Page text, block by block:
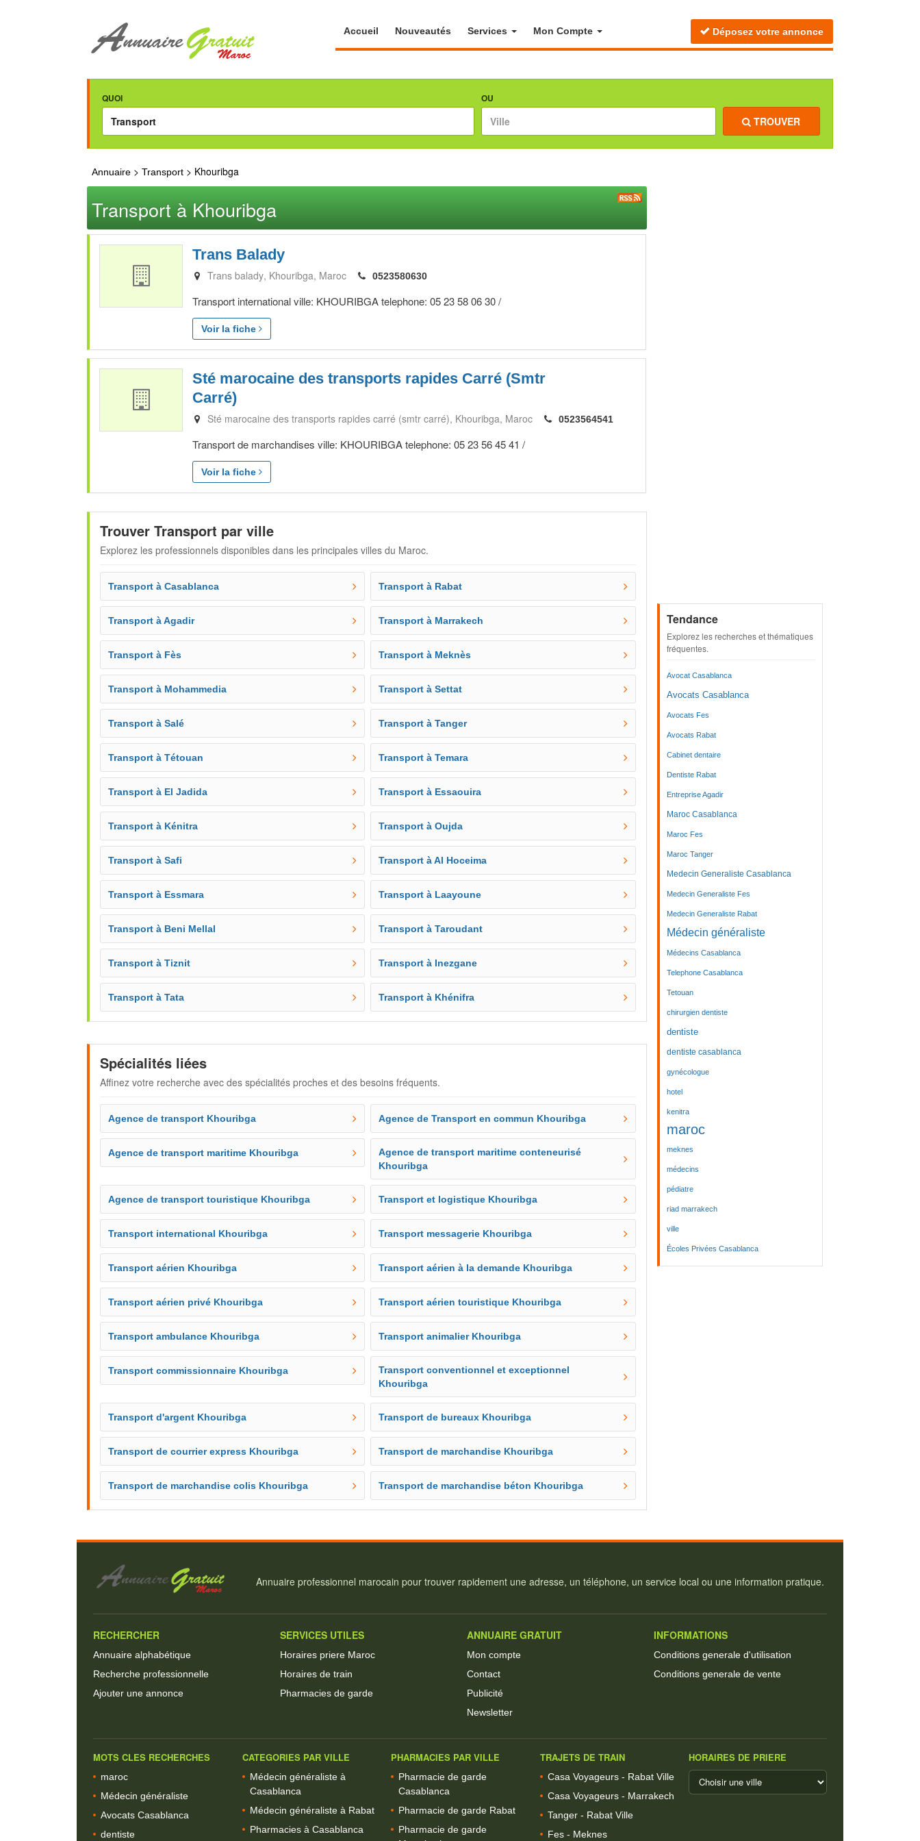
Accueil Nouveautés Services Mon Compte Déposez votre annonce
QUOI OU
TROUVER
Annuaire > Transport > Khouribga
Transport à Khouribga
Trans Balady
Trans balady Khouribga Maroc 0523580630
Transport international ville: KHOURIBGA telephone: 05 23 58 06 30 /
Voir la fiche
Sté marocaine des transports rapides Carré (Smtr
Carré)
Sté marocaine des transports rapides carré (smtr carré) Khouribga Maroc 0523564541
Transport de marchandises ville: KHOURIBGA telephone: 05 23 56 45 41 /
Voir la fiche
Trouver Transport par ville
Explorez les professionnels disponibles dans les principales villes du Maroc.
Transport à Casablanca Transport à Rabat
Transport à Agadir Transport à Marrakech
Transport à Fès Transport à Meknès
Transport à Mohammedia Transport à Settat
Transport à Salé Transport à Tanger
Transport à Tétouan Transport à Temara
Transport à El Jadida Transport à Essaouira
Transport à Kénitra Transport à Oujda
Transport à Safi Transport à Al Hoceima
Transport à Essmara Transport à Laayoune
Transport à Beni Mellal Transport à Taroudant
Transport à Tiznit Transport à Inezgane
Transport à Tata Transport à Khénifra
Spécialités liées
Affinez votre recherche avec des spécialités proches et des besoins fréquents.
Agence de transport Khouribga Agence de Transport en commun Khouribga
Agence de transport maritime Khouribga
Agence de transport maritime conteneurisé
Khouribga
Agence de transport touristique Khouribga Transport et logistique Khouribga
Transport international Khouribga Transport messagerie Khouribga
Transport aérien Khouribga Transport aérien à la demande Khouribga
Transport aérien privé Khouribga Transport aérien touristique Khouribga
Transport ambulance Khouribga Transport animalier Khouribga
Transport commissionnaire Khouribga
Transport conventionnel et exceptionnel
Khouribga
Transport d'argent Khouribga Transport de bureaux Khouribga
Transport de courrier express Khouribga Transport de marchandise Khouribga
Transport de marchandise colis Khouribga Transport de marchandise béton Khouribga
Tendance
Explorez les recherches et thématiques
fréquentes.
Avocat Casablanca
Avocats Casablanca
Avocats Fes
Avocats Rabat
Cabinet dentaire
Dentiste Rabat
Entreprise Agadir
Maroc Casablanca
Maroc Fes
Maroc Tanger
Medecin Generaliste Casablanca
Medecin Generaliste Fes
Medecin Generaliste Rabat
Médecin généraliste
Médecins Casablanca
Telephone Casablanca
Tetouan
chirurgien dentiste
dentiste
dentiste casablanca
gynécologue
hotel
kenitra
maroc
meknes
médecins
pédiatre
riad marrakech
ville
Écoles Privées Casablanca
Annuaire professionnel marocain pour trouver rapidement une adresse, un téléphone, un service local ou une information pratique.
RECHERCHER
Annuaire alphabétique
Recherche professionnelle
Ajouter une annonce
SERVICES UTILES
Horaires priere Maroc
Horaires de train
Pharmacies de garde
ANNUAIRE GRATUIT
Mon compte
Contact
Publicité
Newsletter
INFORMATIONS
Conditions generale d'utilisation
Conditions generale de vente
MOTS CLES RECHERCHES
maroc
Médecin généraliste
Avocats Casablanca
dentiste
CATEGORIES PAR VILLE
Médecin généraliste à
Casablanca
Médecin généraliste à Rabat
Pharmacies à Casablanca
PHARMACIES PAR VILLE
Pharmacie de garde
Casablanca
Pharmacie de garde Rabat
Pharmacie de garde
TRAJETS DE TRAIN
Casa Voyageurs - Rabat Ville
Casa Voyageurs - Marrakech
Tanger - Rabat Ville
Fes - Meknes
HORAIRES DE PRIERE